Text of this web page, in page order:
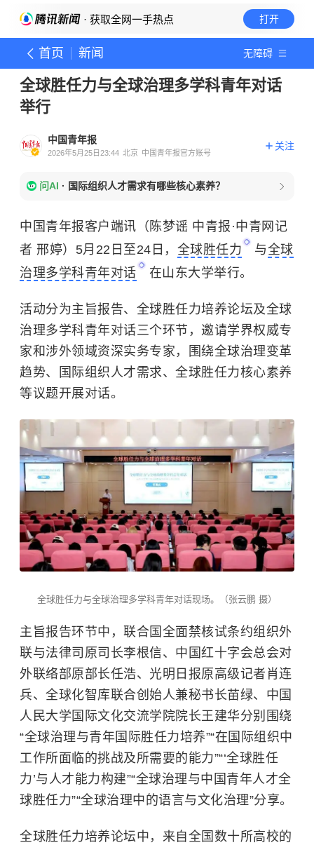
· 获取全网一手热点 打开
首页 新闻 无障碍
全球胜任力与全球治理多学科青年对话
举行
中国青年报
2026年5月25日23:44 北京 中国青年报官方账号
关注
问AI · 国际组织人才需求有哪些核心素养？
中国青年报客户端讯（陈梦谣 中青报·中青网记
者 邢婷）5月22日至24日， 全球胜任力 与全球
治理多学科青年对话
在山东大学举行。
活动分为主旨报告、全球胜任力培养论坛及全球
治理多学科青年对话三个环节，邀请学界权威专
家和涉外领域资深实务专家，围绕全球治理变革
趋势、国际组织人才需求、全球胜任力核心素养
等议题开展对话。
全球胜任力与全球治理多学科青年对话现场。（张云鹏 摄）
主旨报告环节中，联合国全面禁核试条约组织外
联与法律司原司长李根信、中国红十字会总会对
外联络部原部长任浩、光明日报原高级记者肖连
兵、全球化智库联合创始人兼秘书长苗绿、 中国
人民大学 国际文化交流学院院长王建华分别围绕
“全球治理与青年国际胜任力培养”“在国际组织中
工作所面临的挑战及所需要的能力”“‘全球胜任
力’与人才能力构建”“全球治理与中国青年人才全
球胜任力”“全球治理中的语言与文化治理”分享。
全球胜任力培养论坛中，来自全国数十所高校的